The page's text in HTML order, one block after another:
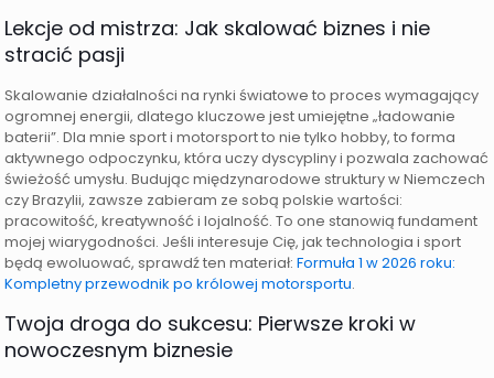
Lekcje od mistrza: Jak skalować biznes i nie
stracić pasji
Skalowanie działalności na rynki światowe to proces wymagający
ogromnej energii, dlatego kluczowe jest umiejętne „ładowanie
baterii”. Dla mnie sport i motorsport to nie tylko hobby, to forma
aktywnego odpoczynku, która uczy dyscypliny i pozwala zachować
świeżość umysłu. Budując międzynarodowe struktury w Niemczech
czy Brazylii, zawsze zabieram ze sobą polskie wartości:
pracowitość, kreatywność i lojalność. To one stanowią fundament
mojej wiarygodności. Jeśli interesuje Cię, jak technologia i sport
będą ewoluować, sprawdź ten materiał:Formuła 1 w 2026 roku:
Kompletny przewodnik po królowej motorsportu.
Twoja droga do sukcesu: Pierwsze kroki w
nowoczesnym biznesie